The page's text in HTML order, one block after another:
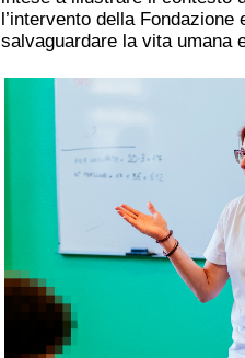
l’intervento della
salvaguardare la vita umana